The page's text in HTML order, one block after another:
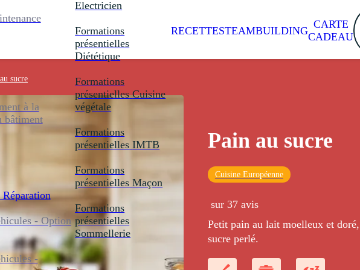
à la
bâtiment
- Option
-
Electricien
Formations
présentielles
Diététique
Formations
présentielles Cuisine
végétale
Formations
présentielles IMTB
Formations
présentielles Maçon
Formations
présentielles
Sommellerie
RECETTESTEAMBUILDING
CARTE
CADEAU
sucre
Pain au sucre
Cuisine Européenne
sur 37 avis
Petit pain au lait moelleux et
sucre perlé.